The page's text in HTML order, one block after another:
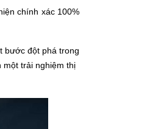
chính xác 100%
bước đột phá trong
trải nghiệm thị